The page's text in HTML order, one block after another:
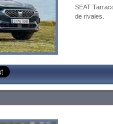
SEAT
de rivales.